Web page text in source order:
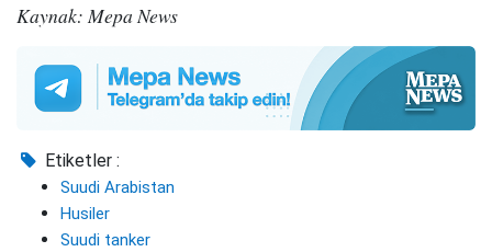
Kaynak: Mepa News
Etiketler :
Suudi Arabistan
Husiler
Suudi tanker